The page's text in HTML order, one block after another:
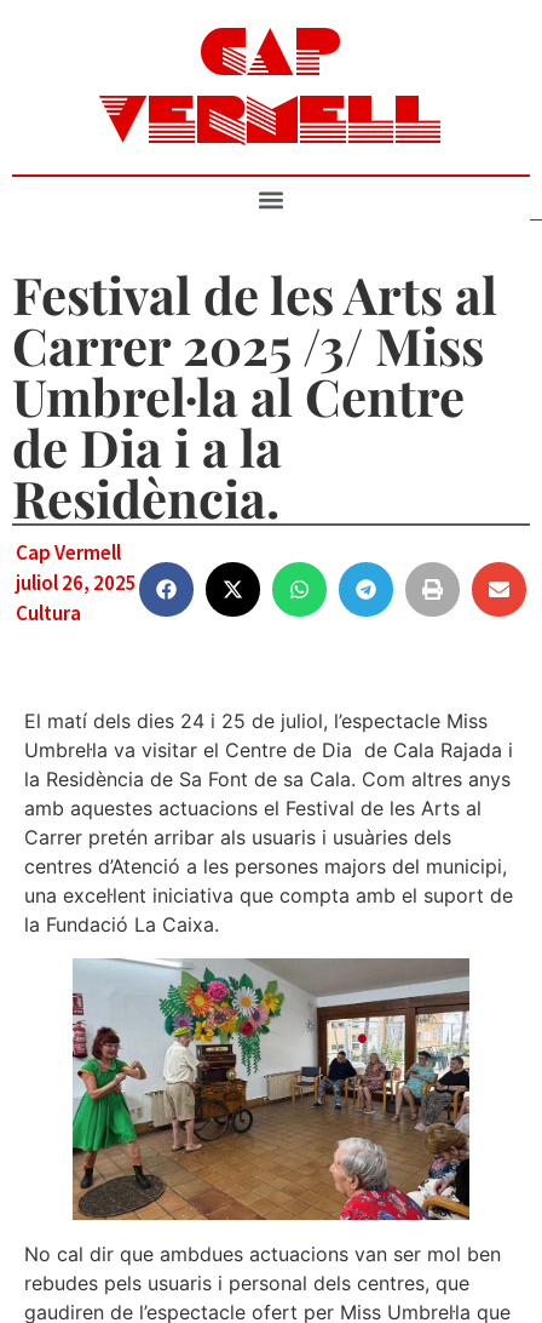
CAP
VERMELL
Festival de les Arts al
Carrer 2025 /3/ Miss
Umbrel·la al Centre
de Dia i a la
Residència.
Cap Vermell
juliol 26, 2025
Cultura
El matí dels dies 24 i 25 de juliol, l’espectacle Miss
Umbrel·la va visitar el Centre de Dia de Cala Rajada i
la Residència de Sa Font de sa Cala. Com altres anys
amb aquestes actuacions el Festival de les Arts al
Carrer pretén arribar als usuaris i usuàries dels
centres d’Atenció a les persones majors del municipi,
una excel·lent iniciativa que compta amb el suport de
la Fundació La Caixa.
No cal dir que ambdues actuacions van ser mol ben
rebudes pels usuaris i personal dels centres, que
gaudiren de l’espectacle ofert per Miss Umbrel·la que